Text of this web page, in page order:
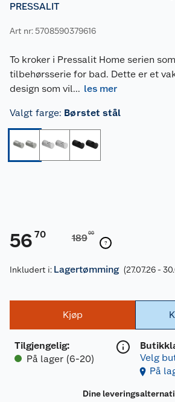
PRESSALIT
Art nr: 5708590379616
To kroker i Pressalit Home serien
tilbehørsserie for bad. Dette er et
design som vil... les mer
Valgt farge: Børstet stål
56 70 18900
Inkludert i: Lagertømming (27.07.26 -
Kjøp
Tilgjengelig:
På lager (6-20)
Velg
På
Dine